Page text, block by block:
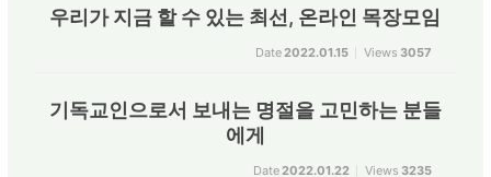
우리가 지금 할 수 있는 최선, 온라인 목장모임
Date2022.01.15 Views 3057
기독교인으로서 보내는 명절을 고민하는 분들
에게
Date2022.01.22 Views 3235